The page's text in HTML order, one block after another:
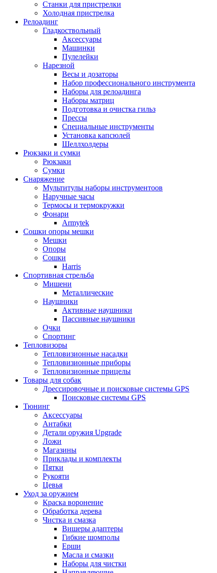
Станки для пристрелки
Холодная пристрелка
Релоадинг
Гладкоствольный
Аксессуары
Машинки
Пулелейки
Нарезной
Весы и дозаторы
Набор профессионального инструмента
Наборы для релоадинга
Наборы матриц
Подготовка и очистка гильз
Прессы
Специальные инструменты
Установка капсюлей
Шеллхолдеры
Рюкзаки и сумки
Рюкзаки
Сумки
Снаряжение
Мультитулы наборы инструментоов
Наручные часы
Термосы и термокружки
Фонари
Armytek
Сошки опоры мешки
Мешки
Опоры
Сошки
Harris
Спортивная стрельба
Мишени
Металлические
Наушники
Активные наушники
Пассивные наушники
Очки
Спортинг
Тепловизоры
Тепловизионные насадки
Тепловизионные приборы
Тепловизионные прицелы
Товары для собак
Дрессировочные и поисковые системы GPS
Поисковые системы GPS
Тюнинг
Аксессуары
Антабки
Детали оружия Upgrade
Ложи
Магазины
Приклады и комплекты
Пятки
Рукояти
Цевья
Уход за оружием
Краска воронение
Обработка дерева
Чистка и смазка
Вишеры адаптеры
Гибкие шомполы
Ерши
Масла и смазки
Наборы для чистки